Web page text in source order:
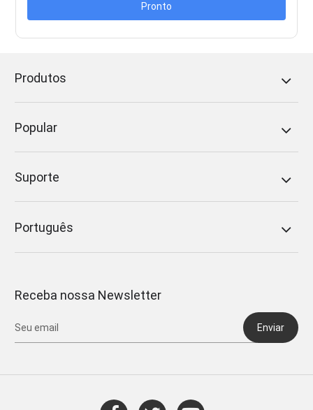
Pronto
Produtos
Popular
Suporte
Português
Receba nossa Newsletter
Enviar